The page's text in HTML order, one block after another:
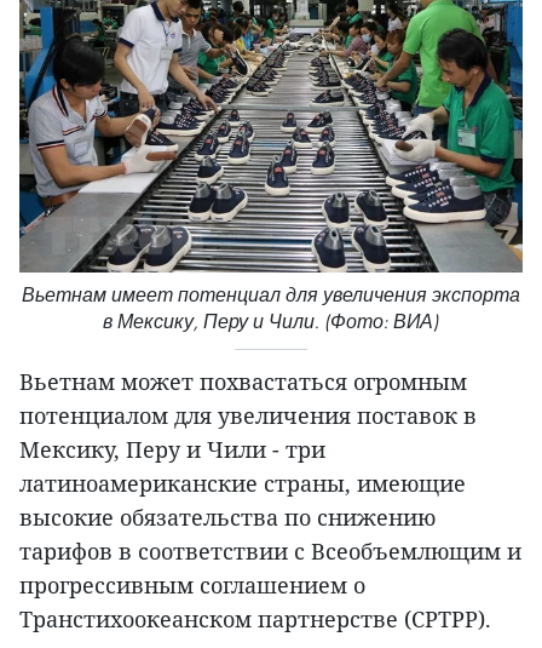
Вьетнам имеет потенциал для увеличения экспорта
в Мексику, Перу и Чили. (Фото: ВИА)
Вьетнам может похвастаться огромным
потенциалом для увеличения поставок в
Мексику, Перу и Чили - три
латиноамериканские страны, имеющие
высокие обязательства по снижению
тарифов в соответствии с Всеобъемлющим и
прогрессивным соглашением о
Транстихоокеанском партнерстве (CPTPP).